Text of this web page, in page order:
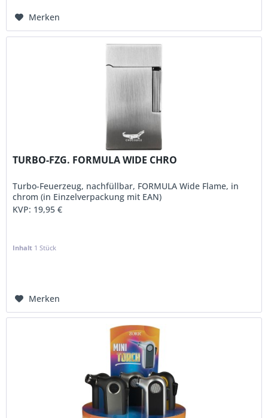
Merken
TURBO-FZG. FORMULA WIDE CHRO
Turbo-Feuerzeug, nachfüllbar, FORMULA Wide Flame, in
chrom (in Einzelverpackung mit EAN)
KVP: 19,95 €
Inhalt 1 Stück
Merken